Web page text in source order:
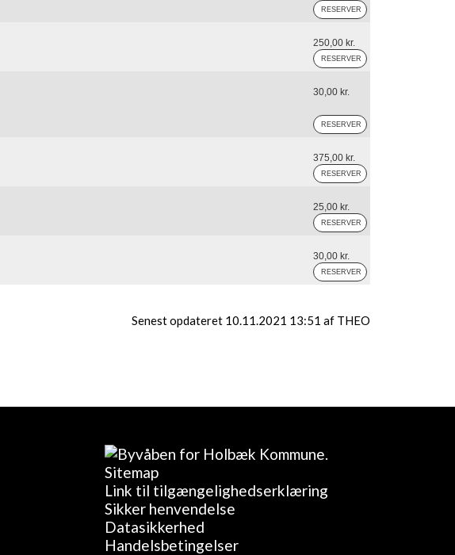
250,00 kr.
30,00 kr.
375,00 kr.
25,00 kr.
30,00 kr.
Senest opdateret 10.11.2021 13:51 af THEO
Sitemap
Link til tilgængelighedserklæring
Sikker henvendelse
Datasikkerhed
Handelsbetingelser